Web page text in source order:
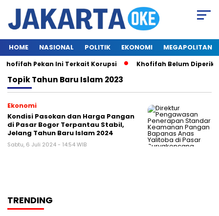
HOME NASIONAL POLITIK EKONOMI MEGAPOLITAN
Pekan Ini Terkait Korupsi Khofifah Belum
TopikTahun Baru Islam 2023
Ekonomi
Kondisi Pasokan dan Harga Pangan
di Pasar Bogor Terpantau Stabil,
Jelang Tahun Baru Islam 2024
Sabtu, 6 Juli 2024 - 14:54 WIB
TRENDING